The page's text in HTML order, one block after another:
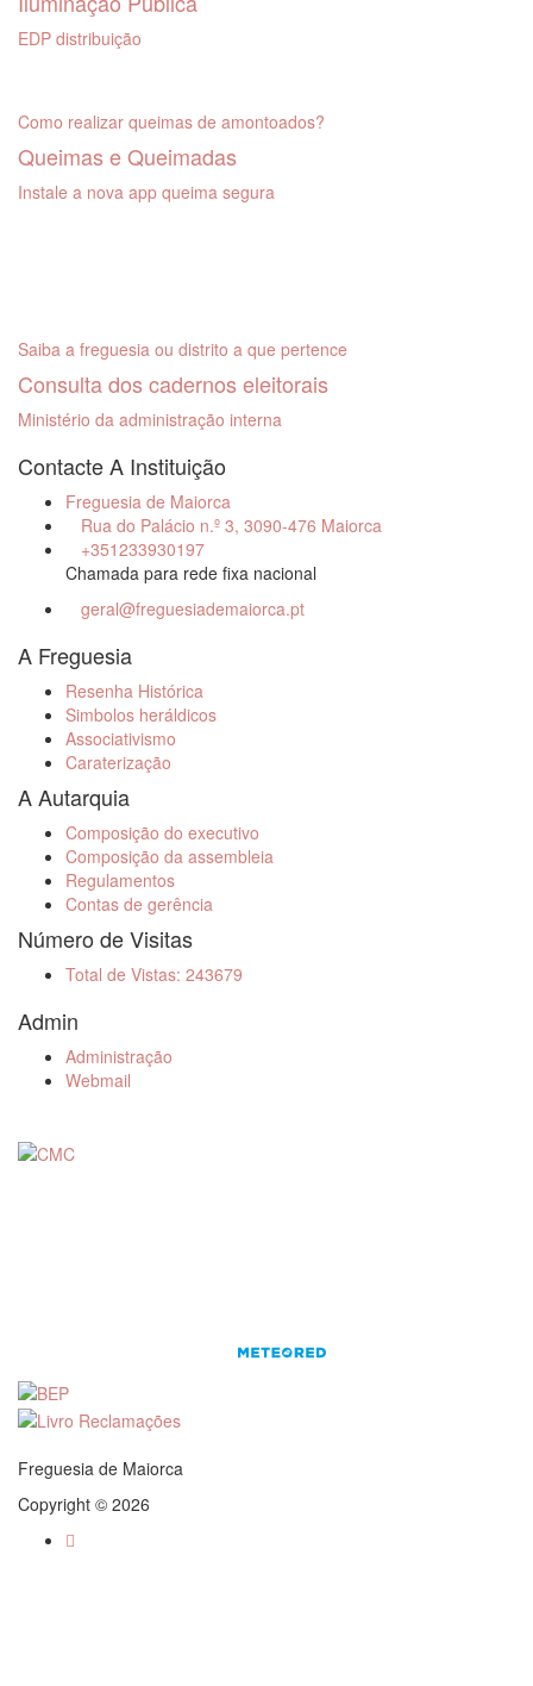
EDP distribuição
Como realizar queimas de amontoados?
Queimas e Queimadas
Instale a nova app queima segura
Saiba a freguesia ou distrito a que pertence
Consulta dos cadernos eleitorais
Ministério da administração interna
Contacte A Instituição
Freguesia de Maiorca
Rua do Palácio n.º 3, 3090-476 Maiorca
+351233930197
Chamada para rede fixa nacional
geral@freguesiademaiorca.pt
A Freguesia
Resenha Histórica
Simbolos heráldicos
Associativismo
Caraterização
A Autarquia
Composição do executivo
Composição da assembleia
Regulamentos
Contas de gerência
Número de Visitas
Total de Vistas: 243679
Admin
Administração
Webmail
Freguesia de Maiorca
Copyright © 2026